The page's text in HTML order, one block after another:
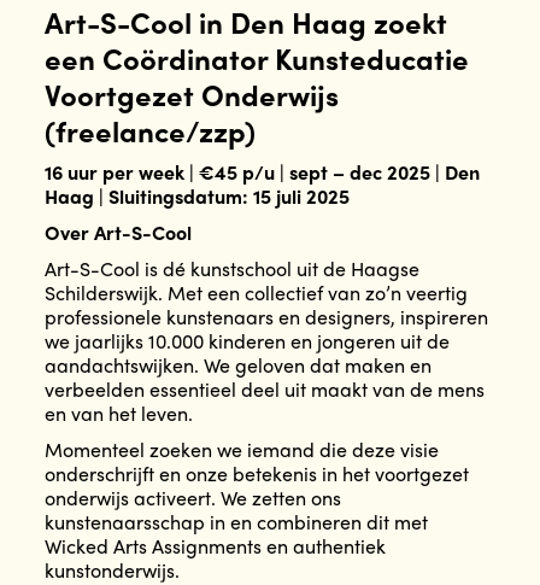
Art-S-Cool in Den Haag zoekt
een Coördinator Kunsteducatie
Voortgezet Onderwijs
(freelance/zzp)
16 uur per week | €45 p/u | sept – dec 2025 | Den
Haag | Sluitingsdatum: 15 juli 2025
Over Art-S-Cool
Art-S-Cool is dé kunstschool uit de Haagse
Schilderswijk. Met een collectief van zo’n veertig
professionele kunstenaars en designers, inspireren
we jaarlijks 10.000 kinderen en jongeren uit de
aandachtswijken. We geloven dat maken en
verbeelden essentieel deel uit maakt van de mens
en van het leven.
Momenteel zoeken we iemand die deze visie
onderschrijft en onze betekenis in het voortgezet
onderwijs activeert. We zetten ons
kunstenaarsschap in en combineren dit met
Wicked Arts Assignments en authentiek
kunstonderwijs.